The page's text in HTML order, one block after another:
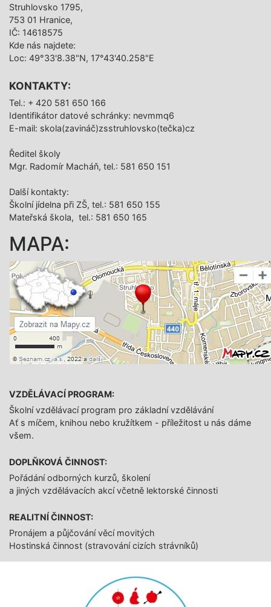
Struhlovsko 1795,
753 01 Hranice,
IČ: 14618575
Kde nás najdete:
Loc: 49°33'8.38"N, 17°43'40.258"E
KONTAKTY:
Tel.: + 420 581 650 166
Identifikátor datové schránky: nevmmq6
E-mail: skola(zavináč)zsstruhlovsko(tečka)cz
Ředitel školy
Mgr. Radomír Macháň, tel.: 581 650 151
Další­ kontakty:
Školní jídelna při ZŠ, tel.: 581 650 155
Mateřská škola, tel.: 581 650 165
MAPA:
VZDĚLÁVACÍ PROGRAM:
Školní vzdělávací program pro základní vzdělávání
Ať s míčem, knihou nebo kružítkem - příležitost u nás dáme
všem.
DOPLŇKOVÁ ČINNOST:
Pořádání odborných kurzů, školení
a jiných vzdělávacích akcí včetně lektorské činnosti
REALITNÍ ČINNOST:
Pronájem a půjčování věcí movitých
Hostinská činnost (stravování cizích strávníků)